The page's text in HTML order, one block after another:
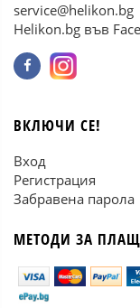
service@helikon.bg
Helikon.bg във
ВКЛЮЧИ СЕ!
Вход
Регистрация
Забравена парола
МЕТОДИ ЗА